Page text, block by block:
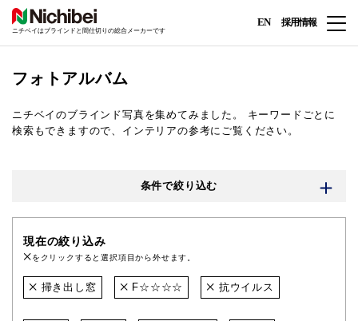
ニチベイはブラインドと間仕切りの総合メーカーです
EN 採用情報
フォトアルバム
ニチベイのブラインド写真を集めてみました。
キーワードごとに
検索もできますので、インテリアの参考にご覧ください。
条件で絞り込む
現在の絞り込み
をクリックすると選択項目から外せます。
掃き出し窓 F☆☆☆☆ 抗ウイルス